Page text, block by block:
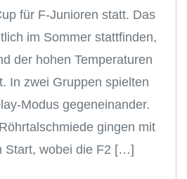
für F-Junioren statt. Das
im Sommer stattfinden,
der hohen Temperaturen
In zwei Gruppen spielten
Modus gegeneinander.
gingen mit
Start, wobei die F2 […]